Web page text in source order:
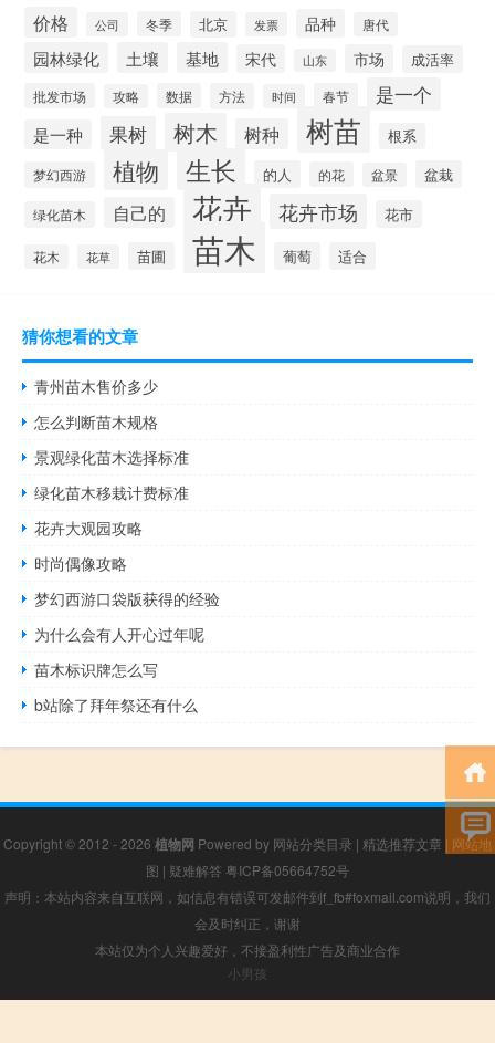
价格 公司 冬季 北京 发票 品种 唐代
园林绿化 土壤 基地 宋代 山东 市场 成活率
批发市场 攻略 数据 方法 时间 春节 是一个
是一种 果树 树木 树种 树苗
根系
梦幻西游
植物 生长 的人 的花 盆景 盆栽
绿化苗木 自己的 花卉 花卉市场 花市
花木 花草 苗圃 苗木 葡萄 适合
猜你想看的文章
青州苗木售价多少
怎么判断苗木规格
景观绿化苗木选择标准
绿化苗木移栽计费标准
花卉大观园攻略
时尚偶像攻略
梦幻西游口袋版获得的经验
为什么会有人开心过年呢
苗木标识牌怎么写
b站除了拜年祭还有什么
Copyright © 2012 - 2026 植物网 Powered by 网站分类目录 | 精选推荐文章 | 网站地
图 | 疑难解答 粤ICP备05664752号
声明：本站内容来自互联网，如信息有错误可发邮件到f_fb#foxmail.com说明，我们
会及时纠正，谢谢
本站仅为个人兴趣爱好，不接盈利性广告及商业合作
小男孩